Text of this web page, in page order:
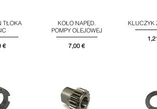
TŁOKA
€
Podgląd
KOŁO NAPĘD.
POMPY OLEJOWEJ
Cena
7,00 €
KLUCZYK